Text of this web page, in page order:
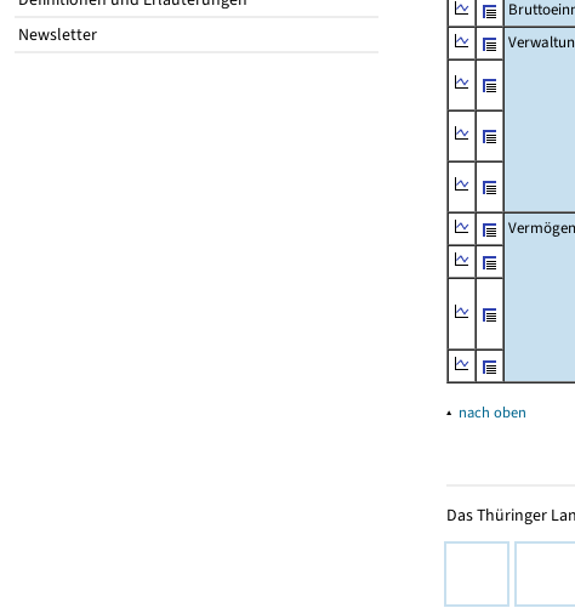
Newsletter
▴ nach oben
Das Thüringer